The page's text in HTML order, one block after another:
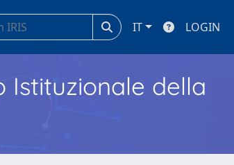
IT LOGIN
Istituzionale della